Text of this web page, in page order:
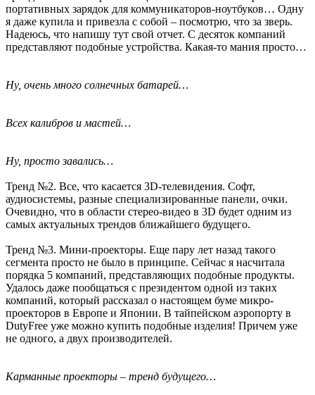
портативных зарядок для коммуникаторов-ноутбуков… Одну
я даже купила и привезла с собой – посмотрю, что за зверь.
Надеюсь, что напишу тут свой отчет. С десяток компаний
представляют подобные устройства. Какая-то мания просто…
Ну, очень много солнечных батарей…
Всех калибров и мастей…
Ну, просто завались…
Тренд №2. Все, что касается 3D-телевидения. Софт,
аудиосистемы, разные специализированные панели, очки.
Очевидно, что в области стерео-видео в 3D будет одним из
самых актуальных трендов ближайшего будущего.
Тренд №3. Мини-проекторы. Еще пару лет назад такого
сегмента просто не было в принципе. Сейчас я насчитала
порядка 5 компаний, представляющих подобные продукты.
Удалось даже пообщаться с президентом одной из таких
компаний, который рассказал о настоящем буме микро-
проекторов в Европе и Японии. В тайпейском аэропорту в
DutyFree уже можно купить подобные изделия! Причем уже
не одного, а двух производителей.
Карманные проекторы – тренд будущего…